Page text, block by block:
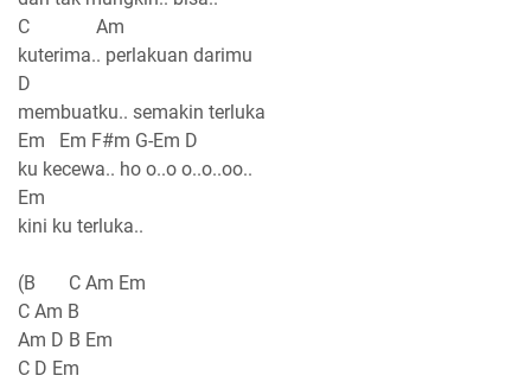
C Am
kuterima.. perlakuan darimu
D
membuatku.. semakin terluka
Em Em F#m G-Em D
ku kecewa.. ho o..o o..o..oo..
Em
kini ku terluka..
(B C Am Em
C Am B
Am D B Em
C D Em